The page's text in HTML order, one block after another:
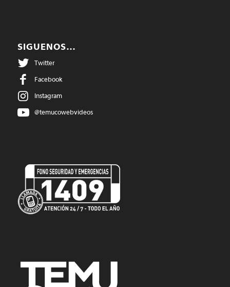
SIGUENOS…
Twitter
Facebook
Instagram
@temucowebvideos